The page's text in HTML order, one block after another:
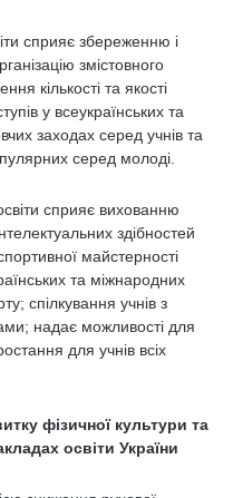
сприяє збереженню і
змістовного
кількості та якості
у всеукраїнських та
заходах серед учнів та
серед молоді.
сприяє вихованню
здібностей
майстерності
та міжнародних
спілкування учнів з
надає можливості для
для учнів всіх
фізичної культури та
освіти України